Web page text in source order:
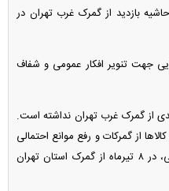
بازدید از گمرک غرب تهران در
جهت تنویر افکار عمومی و شفاف
هیچ بازدیدی از گمرک غرب تهران نداشته است.
از گمرکات و رفع موانع احتمالی
در دوران جنگ تحمیلی رژیم صهیونیستی، در ۸ تیرماه از گمرک استان تهران